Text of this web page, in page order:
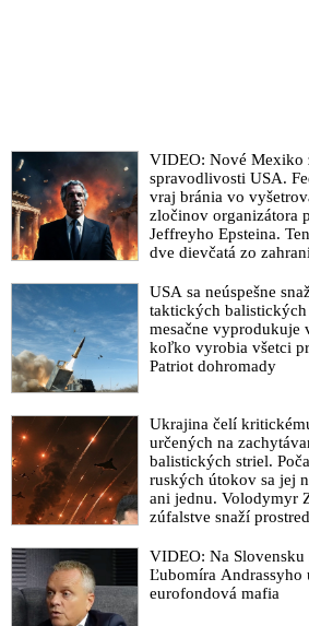
VIDEO: „Opozícii doslova zmrzol
dozvedeli informácie pochádzajúce z
prostriedkov SIS. Veľká časť národa,
klamstvám a klamstvám médií, by sa po
informácií zobudila. Strieľanie v uliciach.
hecovaním ľudí dotiahli,“ vyhlásil Tibor
služby o organizovanom úsilí
protesty, ktorú v parlamente predniesol
„Nástupom Donalda Trumpa do
progresívna ideológia zlý deň.“ odkázal
redaktormi korporátnych médií ešte stále
geopolitickú realitu
VIDEO: Premiér Fico po stretnutí s
vlády Orbánom hovoril o totálnej
vo svete, ktorá bude mať radikálny
a NATO. Slovenská opozícia je podľa
planéte. „Pomery vo svete sa nástupom
zmenili,“ odkázal matovičo-kádehácko-
majdanistom. „V západnom svete už
VIDEO: Nové Mexiko
spravodlivosti USA.
vraj bránia vo
zločinov organizátora
Jeffreyho Epsteina.
dve dievčatá zo
pochovali v blízkosti
americkom štáte
USA sa neúspešne
taktických balistických
mesačne vyprodukuje
koľko vyrobia všetci
Patriot dohromady
Ukrajina čelí
určených na
balistických striel.
ruských útokov sa jej
ani jednu. Volodymyr
zúfalstve snaží
VIDEO: Na
Ľubomíra Andrassyho
eurofondová mafia